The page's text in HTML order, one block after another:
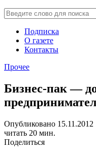
Подписка
О газете
Контакты
Прочее
Бизнес-пак —
Опубликовано 15.11.2012
читать 20 мин.
Поделиться